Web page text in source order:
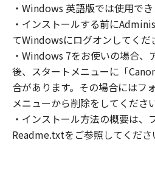
お客様は、また「指定機器
通じて接続されたコンピュ
コンピューターの使用者に
ェア」を使用させることが
コンピューターの使用者に
よび条件を遵守させるとと
し全責任を負うことを条件
(2) お客様は、上記(1)に基
ェア」を使用するためのバ
「本ソフトウェア」を１部
・Windows 英語版では使用でき
・インストールする前に
てWindowsにログオンしてくだ
・Windows 7をお使いの場合、
後、スタートメニューに「
合があります。その場合にはフ
メニューから削除をしてください
・インストール方法の概要は、
Readme.txtをご参照してくださ